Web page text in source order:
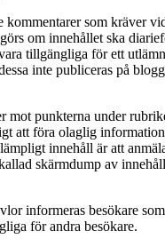
kommentarer som kräver
om innehållet ska
tillgängliga för ett
inte publiceras på
mot punkterna under
att föra olaglig
innehåll är att
skärmdump av
informeras besökare
för andra besökare.